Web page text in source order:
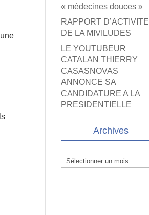
« médecines douces »
RAPPORT D’ACTIVITE
DE LA MIVILUDES
LE YOUTUBEUR
CATALAN THIERRY
CASASNOVAS
ANNONCE SA
CANDIDATURE A LA
PRESIDENTIELLE
Archives
Archives